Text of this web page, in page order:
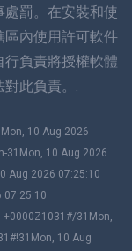
罰。在安裝和使
區內使用許可軟件
負責將授權軟體
此負責。.
10 Aug 2026
31Mon, 10 Aug 2026
Aug 2026 07:25:10
07:25:10
+0000Z1031#/31Mon,
10 Aug